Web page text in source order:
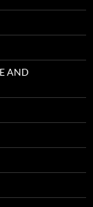
AND